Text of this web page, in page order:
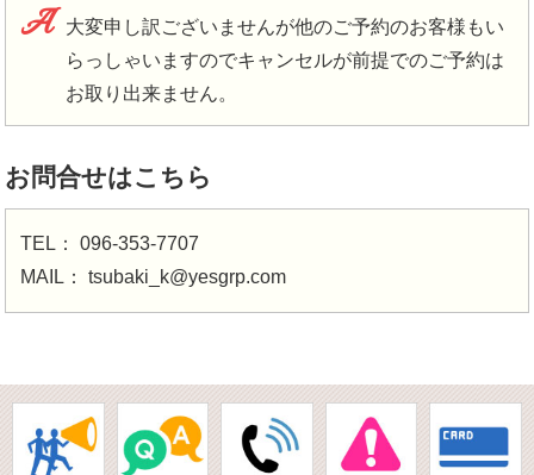
A
大変申し訳ございませんが他のご予約のお客様もい
らっしゃいますのでキャンセルが前提でのご予約は
お取り出来ません。
お問合せはこちら
TEL： 096-353-7707
MAIL： tsubaki_k@yesgrp.com